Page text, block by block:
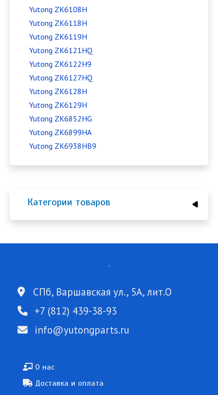
Yutong ZK6108H
Yutong ZK6118H
Yutong ZK6119H
Yutong ZK6121HQ
Yutong ZK6122H9
Yutong ZK6127HQ
Yutong ZK6128H
Yutong ZK6129H
Yutong ZK6852HG
Yutong ZK6899HA
Yutong ZK6938HB9
Категории товаров
СПб, Варшавская ул., 5А, лит.О
+7 (812) 439-38-93
info@yutongparts.ru
Подвал
О нас
Доставка и оплата